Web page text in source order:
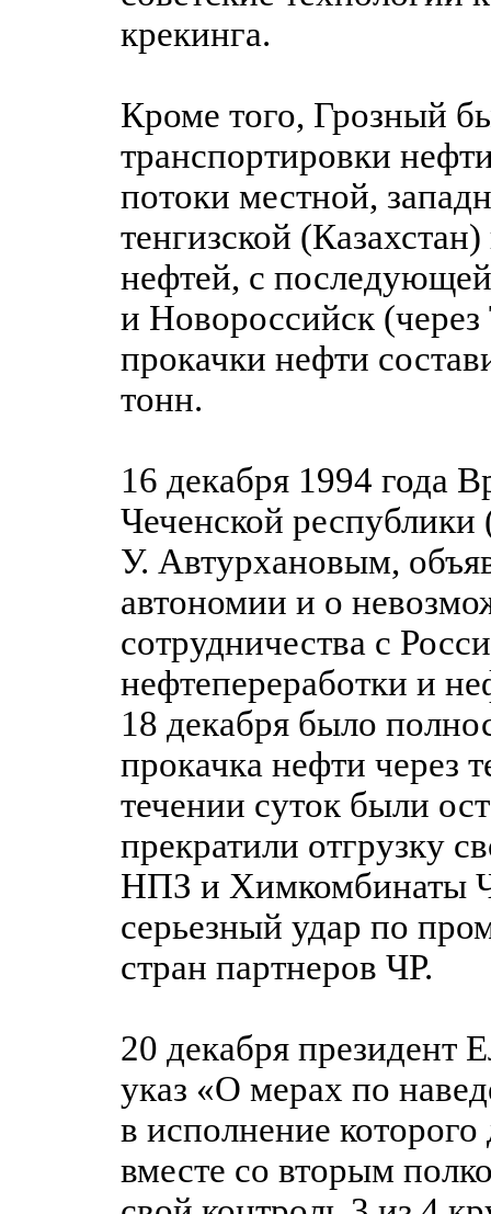
крекинга.
Кроме того, Грозный
транспортировки
потоки местной,
тенгизской
нефтей, с
и Новороссийск
прокачки нефти
тонн.
16 декабря 1994 года
Чеченской республики
У. Автурхановым,
автономии и о
сотрудничества с
нефтепереработки и
18 декабря было
прокачка нефти через
течении суток были
прекратили отгрузку
НПЗ и Химкомбинаты
серьезный удар по
стран партнеров ЧР.
20 декабря президент
указ «О мерах по
в исполнение
вместе со вторым